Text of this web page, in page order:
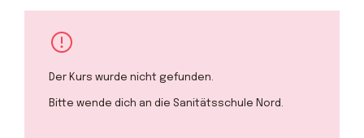
Der Kurs wurde nicht gefunden.
Bitte wende dich an die Sanitätsschule Nord.